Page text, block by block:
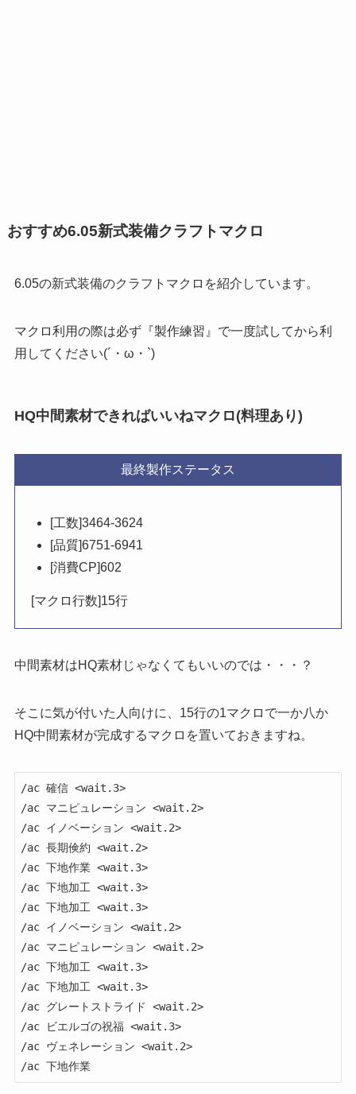
おすすめ6.05新式装備クラフトマクロ
6.05の新式装備のクラフトマクロを紹介しています。
マクロ利用の際は必ず『製作練習』で一度試してから利
用してください(´・ω・`)
HQ中間素材できればいいねマクロ(料理あり)
最終製作ステータス
[工数]3464-3624
[品質]6751-6941
[消費CP]602
[マクロ行数]15行
中間素材はHQ素材じゃなくてもいいのでは・・・？
そこに気が付いた人向けに、15行の1マクロで一か八か
HQ中間素材が完成するマクロを置いておきますね。
/ac 確信 <wait.3>
/ac マニピュレーション <wait.2>
/ac イノベーション <wait.2>
/ac 長期倹約 <wait.2>
/ac 下地作業 <wait.3>
/ac 下地加工 <wait.3>
/ac 下地加工 <wait.3>
/ac イノベーション <wait.2>
/ac マニピュレーション <wait.2>
/ac 下地加工 <wait.3>
/ac 下地加工 <wait.3>
/ac グレートストライド <wait.2>
/ac ビエルゴの祝福 <wait.3>
/ac ヴェネレーション <wait.2>
/ac 下地作業